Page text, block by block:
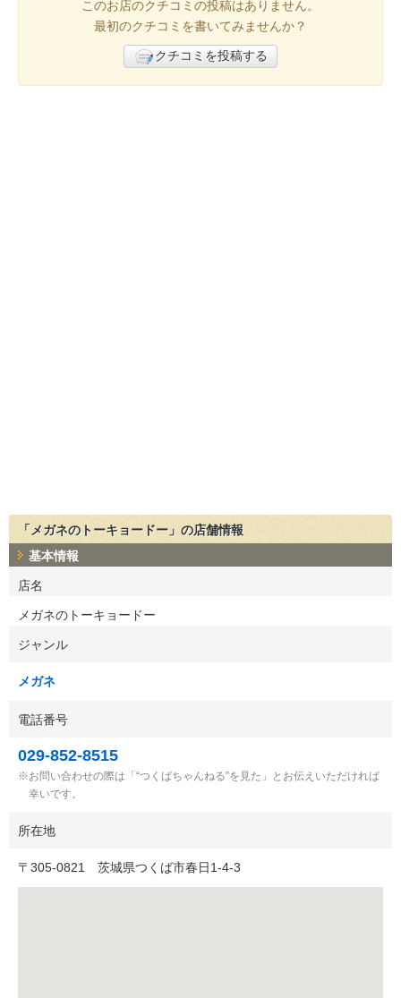
このお店のクチコミの投稿はありません。
最初のクチコミを書いてみませんか？
クチコミを投稿する
「メガネのトーキョードー」の店舗情報
基本情報
店名
メガネのトーキョードー
ジャンル
メガネ
電話番号
029-852-8515
お問い合わせの際は「“つくばちゃんねる”を見た」とお伝えいただければ
幸いです。
所在地
〒 305-0821 茨城県つくば市春日1-4-3